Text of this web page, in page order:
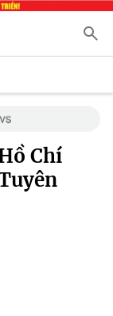
Chí